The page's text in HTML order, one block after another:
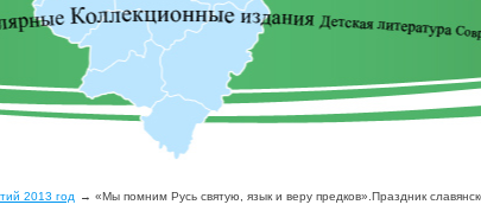
2013 год
«Мы помним Русь святую, язык и веру предков».Праздник